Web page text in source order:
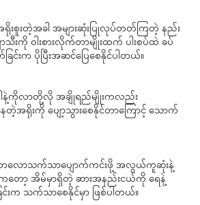
ရိုးစူးတဲ့အခါ အများဆုံးပြုလုပ်တတ်ကြတဲ့ နည်း
ာသီးကို ဝါးစားလိုက်တာမျိုးထက် ပါးစပ်ထဲ ခပ်
ခြင်းက ပိုပြီးအဆင်ပြေစေနိုင်ပါတယ်။
ါနဲ့ကိုလာတို့လို အချိုရည်မျိုးကလည်း
ေတဲ့အရိုးကို ပျော့သွားစေနိုင်တာကြောင့် သောက်
တလောသက်သာပျောက်ကင်းဖို့ အလွယ်ကူဆုံးနဲ့
တော့ အိမ်မှာရှိတဲ့ ဆားအနည်းငယ်ကို ရေနဲ့
ြင်းက သက်သာစေနိုင်မှာ ဖြစ်ပါတယ်။